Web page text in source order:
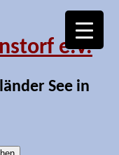
e.V.
See in